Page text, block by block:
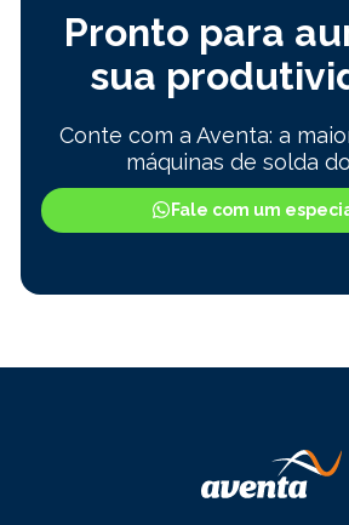
Pronto para
sua
Conte com a Aventa: a
máquinas de solda
Fale com um